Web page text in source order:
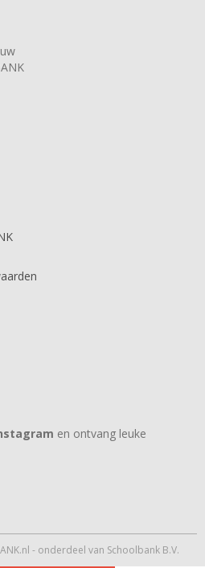
en ontvang leuke
- onderdeel van Schoolbank B.V.